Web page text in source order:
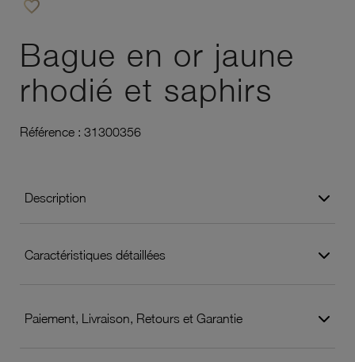
favorite_border
Bague en or jaune
rhodié et saphirs
Référence : 31300356
Description
Caractéristiques détaillées
Paiement, Livraison, Retours et Garantie